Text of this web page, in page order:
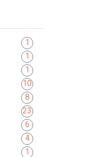
1
1
1
10
8
23
6
4
1